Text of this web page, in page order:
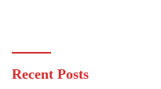
Recent Posts